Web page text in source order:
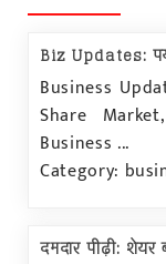
Biz Updates:
Business
Share
Business ...
Category:
दमदार पीढ़ी: शेयर